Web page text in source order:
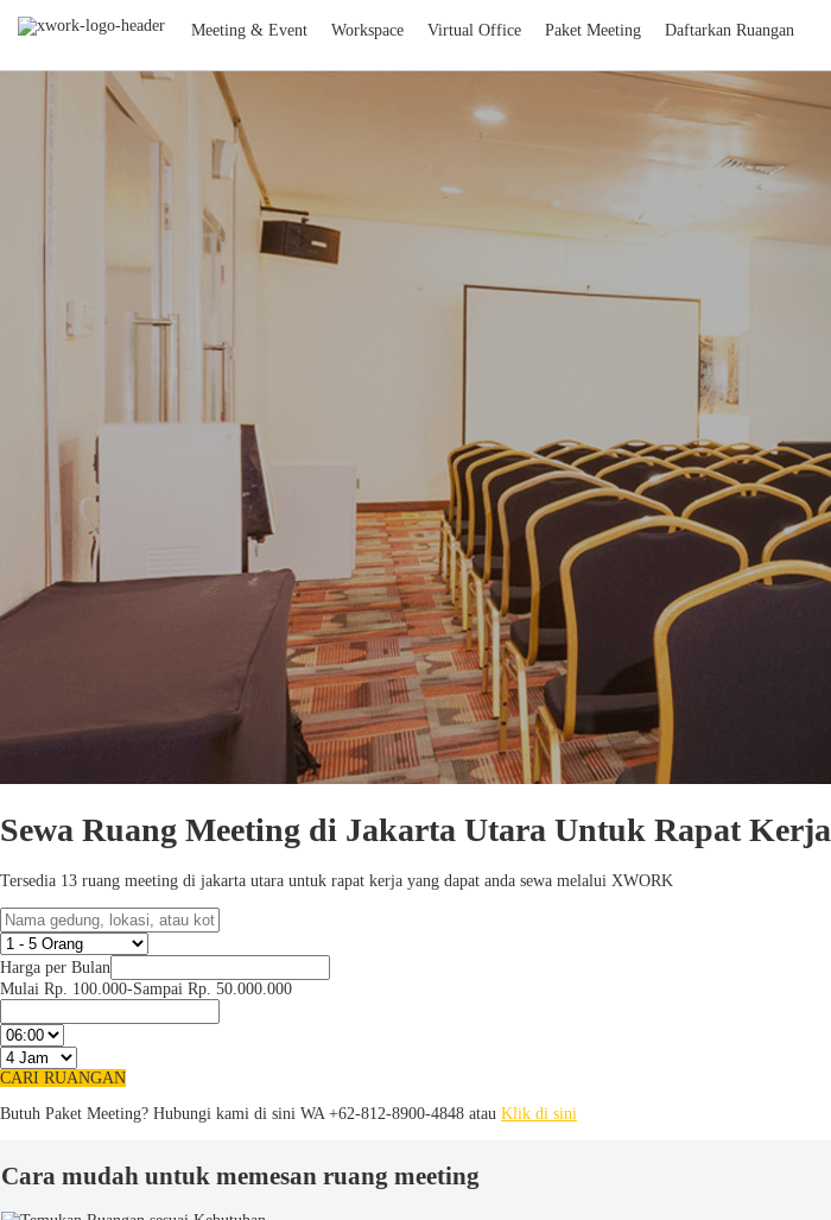
Meeting & Event Workspace Virtual Office Paket Meeting Daftarkan Ruangan
Sewa Ruang Meeting di Jakarta Utara Untuk Rapat Kerja
Tersedia 13 ruang meeting di jakarta utara untuk rapat kerja yang dapat anda sewa melalui XWORK
Harga per Bulan
Mulai Rp. 100.000-Sampai Rp. 50.000.000
CARI RUANGAN
Butuh Paket Meeting? Hubungi kami di sini WA +62-812-8900-4848 atau Klik di sini
Cara mudah untuk memesan ruang meeting